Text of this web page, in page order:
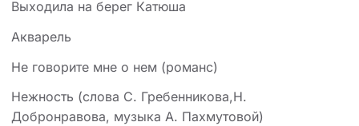
Выходила на берег Катюша
Акварель
Не говорите мне о нем (романс)
Нежность (слова С. Гребенникова,Н.
Добронравова, музыка А. Пахмутовой)